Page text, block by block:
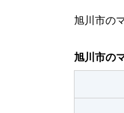
北門町
緑町
宮下通
旭川市の
旭川市の